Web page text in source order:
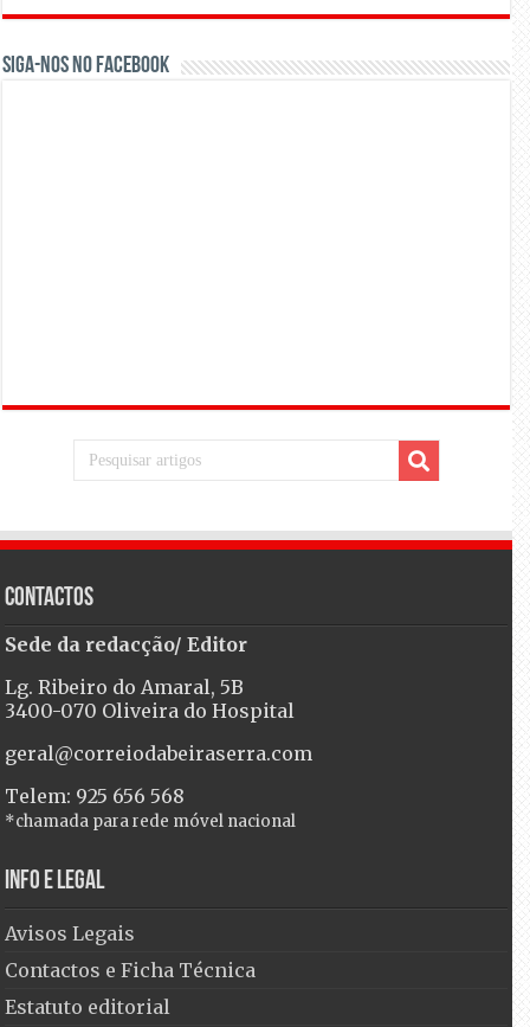
Siga-nos no Facebook
Contactos
Sede da redacção/ Editor
Lg. Ribeiro do Amaral, 5B
3400-070 Oliveira do Hospital
geral@correiodabeiraserra.com
Telem: 925 656 568
*chamada para rede móvel nacional
Info e Legal
Avisos Legais
Contactos e Ficha Técnica
Estatuto editorial